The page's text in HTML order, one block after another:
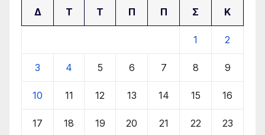
Δ Τ Τ Π Π Σ Κ
1 2
3 4 5 6 7 8 9
10 11 12 13 14 15 16
17 18 19 20 21 22 23